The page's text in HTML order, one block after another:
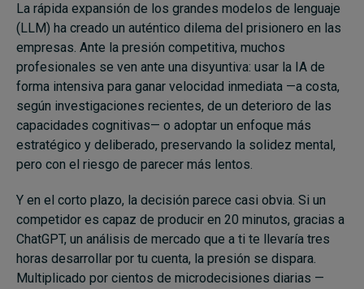
La rápida expansión de los grandes modelos de lenguaje
(LLM) ha creado un auténtico dilema del prisionero en las
empresas. Ante la presión competitiva, muchos
profesionales se ven ante una disyuntiva: usar la IA de
forma intensiva para ganar velocidad inmediata —a costa,
según investigaciones recientes, de un deterioro de las
capacidades cognitivas— o adoptar un enfoque más
estratégico y deliberado, preservando la solidez mental,
pero con el riesgo de parecer más lentos.
Y en el corto plazo, la decisión parece casi obvia. Si un
competidor es capaz de producir en 20 minutos, gracias a
ChatGPT, un análisis de mercado que a ti te llevaría tres
horas desarrollar por tu cuenta, la presión se dispara.
Multiplicado por cientos de microdecisiones diarias —